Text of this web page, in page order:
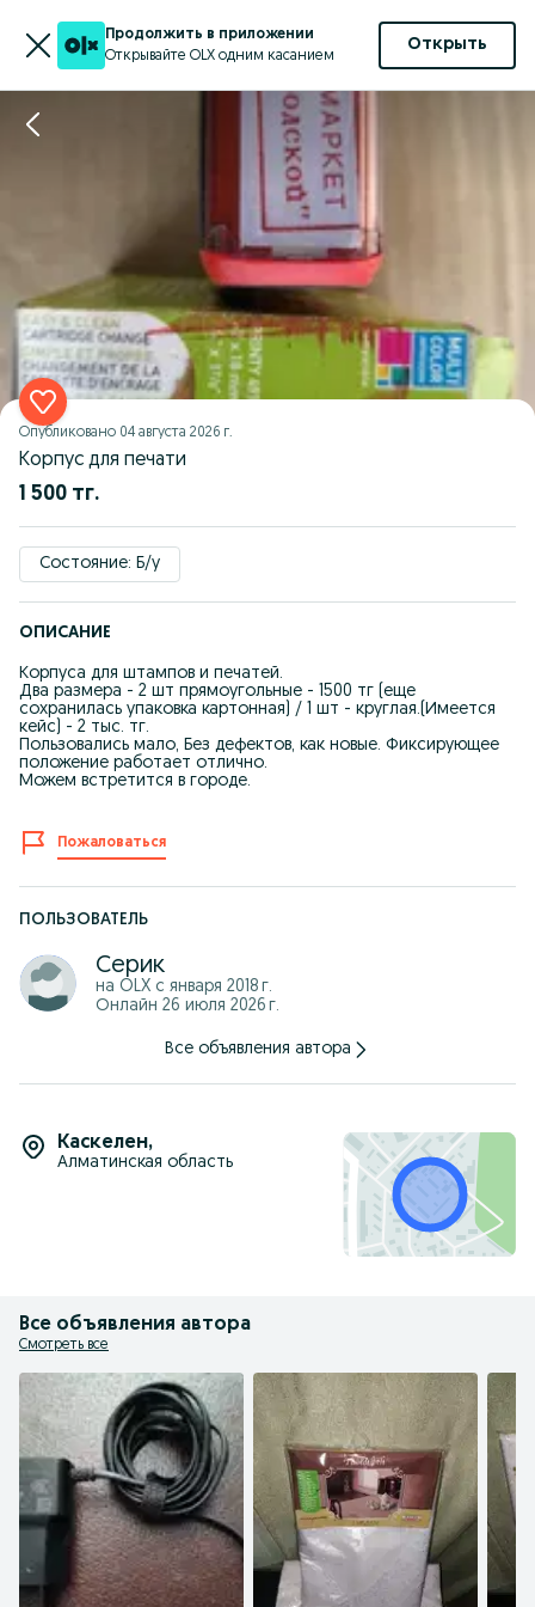
Продолжить в приложении
Открывайте OLX одним касанием
Открыть
Опубликовано 04 августа 2026 г.
Корпус для печати
1 500 тг.
Состояние: Б/у
ОПИСАНИЕ
Корпуса для штампов и печатей.
Два размера - 2 шт прямоугольные - 1500 тг (еще
сохранилась упаковка картонная) / 1 шт - круглая.(Имеется
кейс) - 2 тыс. тг.
Пользовались мало, Без дефектов, как новые. Фиксирующее
положение работает отлично.
Можем встретится в городе.
Пожаловаться
ПОЛЬЗОВАТЕЛЬ
Серик
на OLX с января 2018 г.
Онлайн 26 июля 2026 г.
Все объявления автора
Каскелен,
Алматинская область
Все объявления автора
Смотреть все